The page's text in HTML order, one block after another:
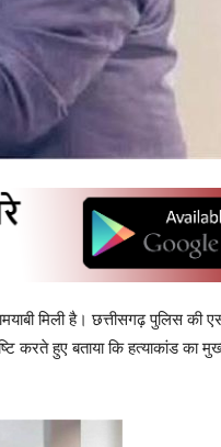
मिली है। छत्तीसगढ़ पुलिस की
करते हुए बताया कि हत्याकांड का